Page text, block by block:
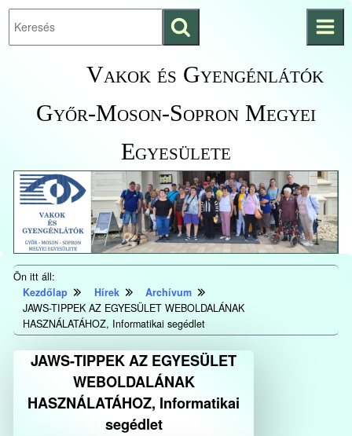
Ugrás a fő
KezdőlapraVakok és Gyengénlátók
Győr-Moson-Sopron Megyei
Egyesülete
Keresés
indítása
Ön itt áll:
Kezdőlap
Hírek
Archívum
JAWS-TIPPEK AZ EGYESÜLET WEBOLDALÁNAK
HASZNÁLATÁHOZ, Informatikai segédlet
JAWS-TIPPEK AZ EGYESÜLET
WEBOLDALÁNAK
HASZNÁLATÁHOZ, Informatikai
segédlet